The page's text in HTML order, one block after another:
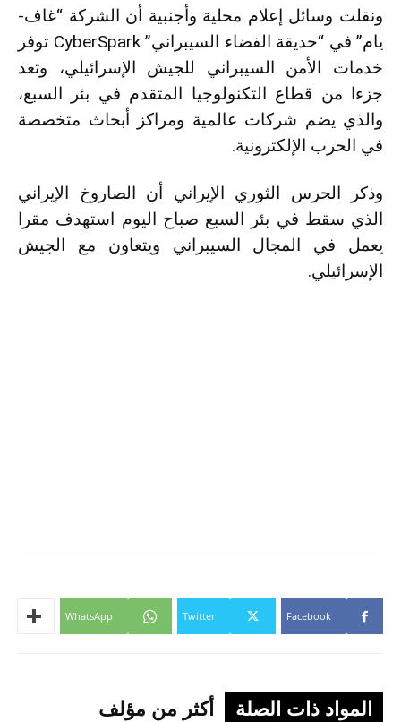
ونقلت وسائل إعلام محلية وأجنبية أن الشركة “غاف-
يام” في “حديقة الفضاء السيبراني” CyberSpark توفر
خدمات الأمن السيبراني للجيش الإسرائيلي، وتعد
جزءا من قطاع التكنولوجيا المتقدم في بئر السبع،
والذي يضم شركات عالمية ومراكز أبحاث متخصصة
في الحرب الإلكترونية.
وذكر الحرس الثوري الإيراني أن الصاروخ الإيراني
الذي سقط في بئر السبع صباح اليوم استهدف مقرا
يعمل في المجال السيبراني ويتعاون مع الجيش
الإسرائيلي.
Facebook
Twitter
WhatsApp
المواد ذات الصلة أكثر من مؤلف